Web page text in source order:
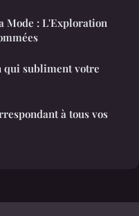
Mode : L'Exploration
qui subliment votre
à tous vos